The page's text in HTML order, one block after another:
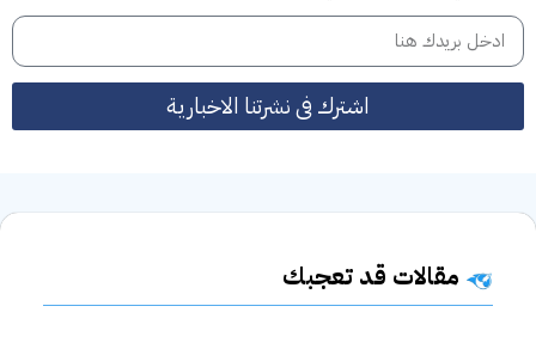
اشترك فى نشرتنا الاخبارية
مقالات قد تعجبك